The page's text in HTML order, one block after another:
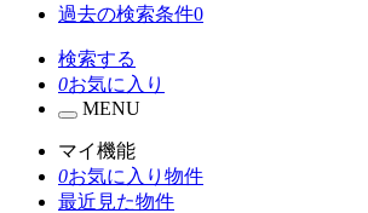
過去の検索条件0
検索する
0お気に入り
MENU
マイ機能
0お気に入り物件
最近見た物件